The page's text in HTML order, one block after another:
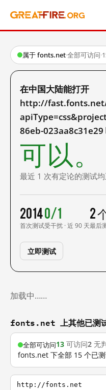
属于 fonts.net·全部可访问·
在中国大陆能打开
http://
86eb-023aa8c31e29
可以。
最近 1 次有定论的测试均
2014
首次测试
0/1
受干扰 · 近 90 天
2
最后
立即测试
加载中……
fonts.net 上其他已测
全部可访问13 可访问2 无
fonts.net 下全部 15 个已
http://fonts.net